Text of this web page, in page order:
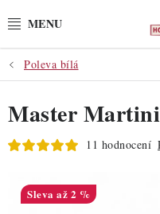
na
POTŘEBY
POMŮCKY
SUROVINY
DEKORACE
Poleva bílá
Master
11 hodnocení
až 2 %